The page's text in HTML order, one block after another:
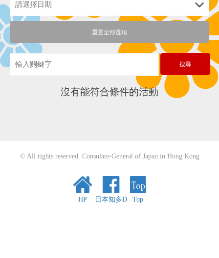
沒有能符合條件的活動
© All rights reserved. Consulate-General of Japan in Hong Kong
HP 日本知多D Top